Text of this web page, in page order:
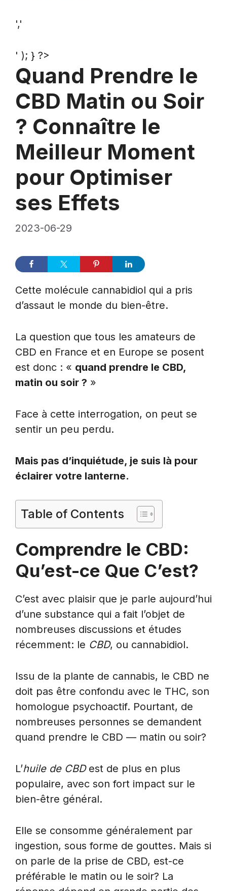
','
' ); } ?>
Quand Prendre le
CBD Matin ou Soir
? Connaître le
Meilleur Moment
pour Optimiser
ses Effets
2023-06-29
Cette molécule cannabidiol qui a pris
d’assaut le monde du bien-être.
La question que tous les amateurs de
CBD en France et en Europe se posent
est donc : « quand prendre le CBD,
matin ou soir ? »
Face à cette interrogation, on peut se
sentir un peu perdu.
Mais pas d’inquiétude, je suis là pour
éclairer votre lanterne.
Table of Contents
Comprendre le CBD:
Qu’est-ce Que C’est?
C’est avec plaisir que je parle aujourd’hui
d’une substance qui a fait l’objet de
nombreuses discussions et études
récemment: le CBD, ou cannabidiol.
Issu de la plante de cannabis, le CBD ne
doit pas être confondu avec le THC, son
homologue psychoactif. Pourtant, de
nombreuses personnes se demandent
quand prendre le CBD — matin ou soir?
L’huile de CBDest de plus en plus
populaire, avec son fort impact sur le
bien-être général.
Elle se consomme généralement par
ingestion, sous forme de gouttes. Mais si
on parle de la prise de CBD, est-ce
préférable le matin ou le soir? La